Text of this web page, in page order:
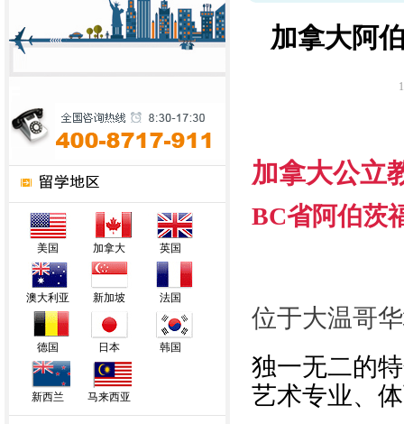
美国 加拿大 英国
澳大利亚 新加坡 法国
德国 日本 韩国
新西兰 马来西亚
加拿大阿
加拿大公立
BC省阿伯茨
位于大温哥
独一无二的
艺术专业、